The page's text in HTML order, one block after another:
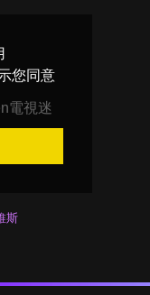
您同意
電視迷
斯